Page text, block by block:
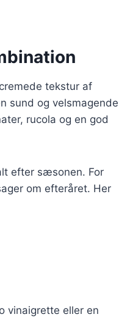
tekstur af
sund og velsmagende
rucola og en god
efter sæsonen. For
om efteråret. Her
vinaigrette eller en